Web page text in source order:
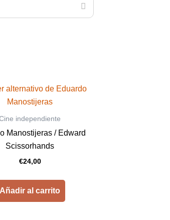
independiente
Manostijeras / Edward
Scissorhands
€24,00
Añadir al carrito